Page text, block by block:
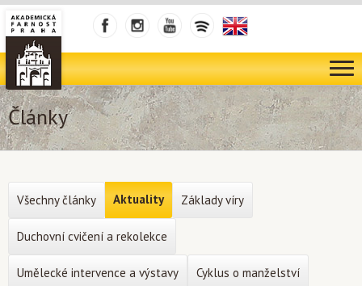
Články
Všechny články Aktuality Základy víry
Duchovní cvičení a rekolekce
Umělecké intervence a výstavy Cyklus o manželství